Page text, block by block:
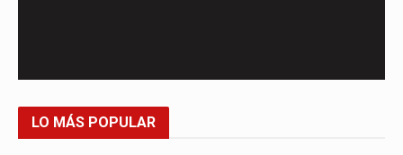
LO MÁS POPULAR